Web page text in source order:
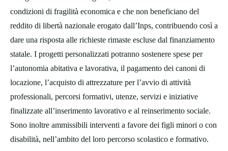
condizioni di fragilità economica e che non beneficiano del
reddito di libertà nazionale erogato dall’Inps, contribuendo così a
dare una risposta alle richieste rimaste escluse dal finanziamento
statale. I progetti personalizzati potranno sostenere spese per
l’autonomia abitativa e lavorativa, il pagamento dei canoni di
locazione, l’acquisto di attrezzature per l’avvio di attività
professionali, percorsi formativi, utenze, servizi e iniziative
finalizzate all’inserimento lavorativo e al reinserimento sociale.
Sono inoltre ammissibili interventi a favore dei figli minori o con
disabilità, nell’ambito del loro percorso scolastico e formativo.